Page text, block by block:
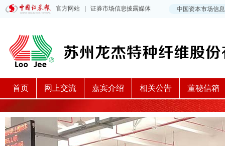
首页 网上交流 嘉宾介绍 相关公告 董秘信箱